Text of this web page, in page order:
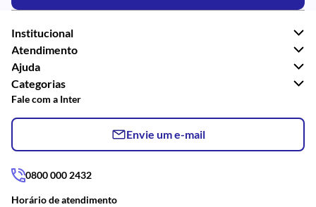
Institucional
Atendimento
Ajuda
Categorias
Fale com a Inter
Envie um e-mail
0800 000 2432
Horário de atendimento